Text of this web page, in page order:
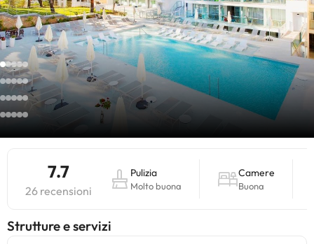
7.7
26 recensioni
Pulizia
Molto buona
Camere
Buona
​Strutture e servizi